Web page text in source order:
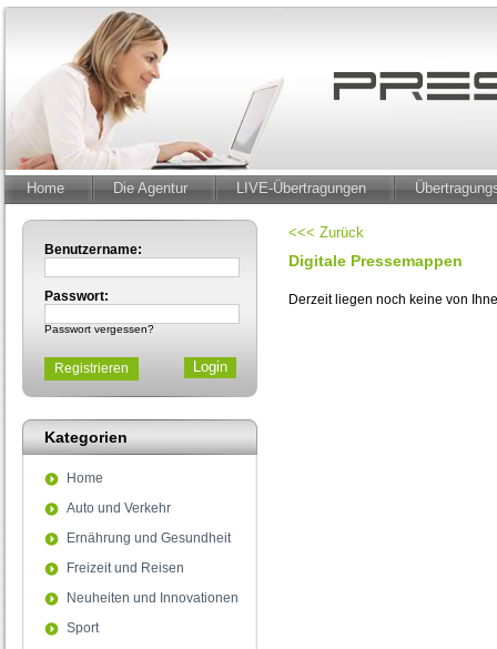
Home Die Agentur LIVE-Übertragungen
Benutzername:
Passwort:
Passwort vergessen?
Registrieren
Kategorien
Home
Auto und Verkehr
Ernährung und Gesundheit
Freizeit und Reisen
Neuheiten und Innovationen
Sport
<<< Zurück
Digitale Pressemappen
Derzeit liegen noch keine von